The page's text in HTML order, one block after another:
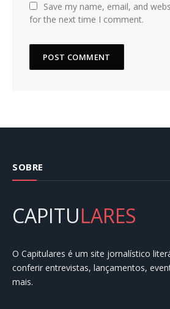
Save my name, email, and
for the next time I comment.
SOBRE
CAPITULARES
O Capitulares é um site jornalístico
conferir entrevistas, lançamentos,
mais.